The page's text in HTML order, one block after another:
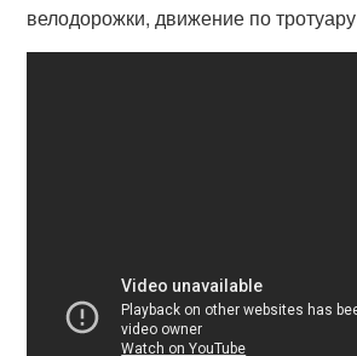
велодорожки, движение по тротуару